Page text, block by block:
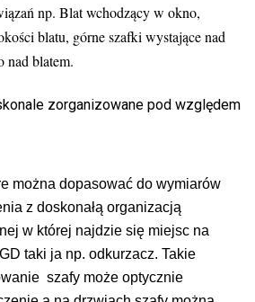
np. Blat wchodzący w okno,
blatu, górne szafki wystające nad
nad blatem.
zorganizowane pod względem
można dopasować do wymiarów
z doskonałą organizacją
w której najdzie się miejsc na
taki ja np. odkurzacz. Takie
szafy może optycznie